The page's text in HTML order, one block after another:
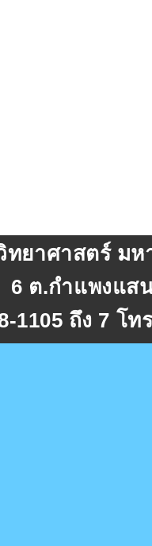
ยาศาสตร์ มห
6 ต.กำแพงแส
1105 ถึง 7 โ